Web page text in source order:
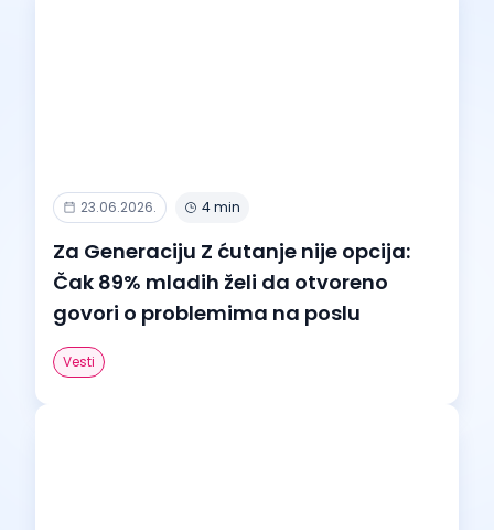
23.06.2026. 4 min
Za Generaciju Z ćutanje nije opcija:
Čak 89% mladih želi da otvoreno
govori o problemima na poslu
Vesti